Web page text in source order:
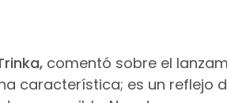
comentó sobre el
característica; es un